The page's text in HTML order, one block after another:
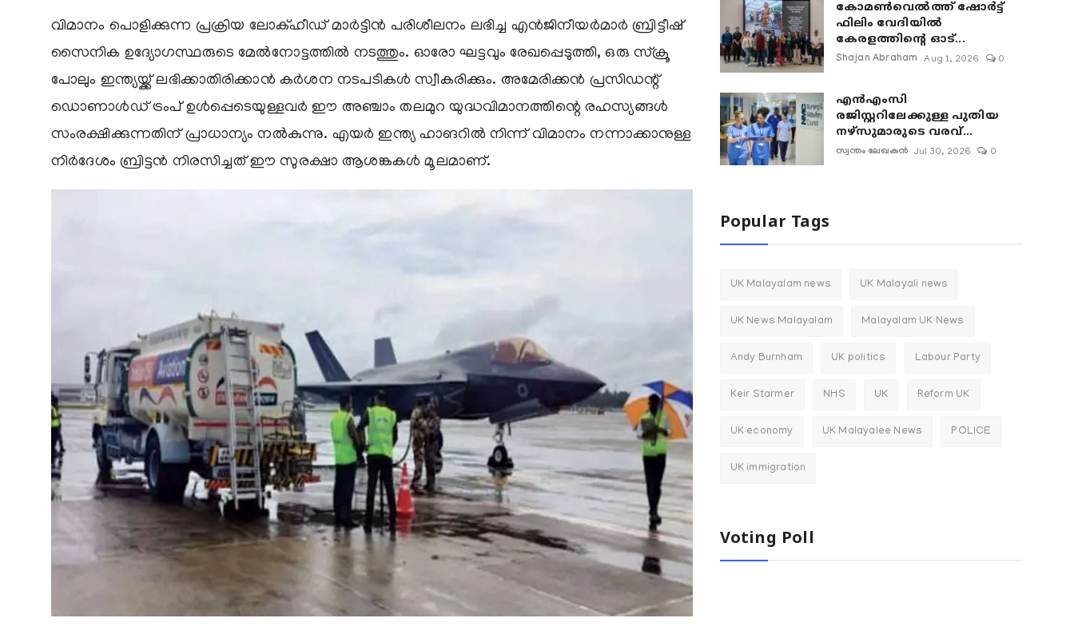
വിമാനം പൊളിക്കുന്ന പ്രക്രിയ ലോക്ഹീഡ് മാര്‍ട്ടിന്‍ പരിശീലനം ലഭിച്ച എന്‍ജിനീയര്‍മാര്‍ ബ്രിട്ടീഷ്
സൈനിക ഉദ്യോഗസ്ഥരുടെ മേല്‍നോട്ടത്തില്‍ നടത്തും. ഓരോ ഘട്ടവും രേഖപ്പെടുത്തി, ഒരു സ്ക്രൂ
പോലും ഇന്ത്യയ്ക്ക് ലഭിക്കാതിരിക്കാന്‍ കര്‍ശന നടപടികള്‍ സ്വീകരിക്കും. അമേരിക്കന്‍ പ്രസിഡന്റ്
ഡൊണാള്‍ഡ് ട്രംപ് ഉള്‍പ്പെടെയുള്ളവര്‍ ഈ അഞ്ചാം തലമുറ യുദ്ധവിമാനത്തിന്റെ രഹസ്യങ്ങള്‍
സംരക്ഷിക്കുന്നതിന് പ്രാധാന്യം നല്‍കുന്നു. എയര്‍ ഇന്ത്യ ഹാങറില്‍ നിന്ന് വിമാനം നന്നാക്കാനുള്ള
നിര്‍ദേശം ബ്രിട്ടന്‍ നിരസിച്ചത് ഈ സുരക്ഷാ ആശങ്കകള്‍ മൂലമാണ്.
കോമൺവെൽത്ത് ഷോർട്ട്
ഫിലിം വേദിയിൽ
കേരളത്തിന്റെ ഓട്...
Shajan Abraham Aug 1, 2026 0
എൻഎംസി
രജിസ്റ്ററിലേക്കുള്ള പുതിയ
നഴ്‌സുമാരുടെ വരവ്...
സ്വന്തം ലേഖകൻ Jul 30, 2026 0
Popular Tags
UK Malayalam news UK Malayali news
UK News Malayalam Malayalam UK News
Andy Burnham UK politics Labour Party
Keir Starmer NHS UK Reform UK
UK economy UK Malayalee News POLICE
UK immigration
Voting Poll